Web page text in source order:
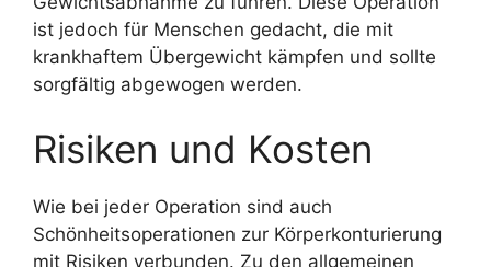
ist jedoch für Menschen gedacht, die mit
krankhaftem Übergewicht kämpfen und sollte
sorgfältig abgewogen werden.
Risiken und Kosten
Wie bei jeder Operation sind auch
Schönheitsoperationen zur Körperkonturierung
mit Risiken verbunden. Zu den allgemeinen